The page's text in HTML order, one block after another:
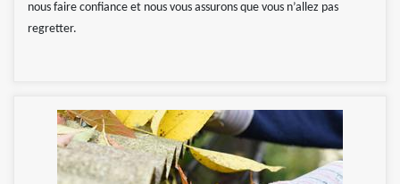
nous faire confiance et nous vous assurons que vous n’allez pas
regretter.